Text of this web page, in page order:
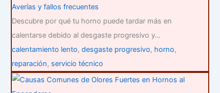
Averías y fallos frecuentes
Descubre por qué tu horno puede tardar más en
calentarse debido al desgaste progresivo y…
calentamiento lento,desgaste progresivo, horno,
reparación, servicio técnico